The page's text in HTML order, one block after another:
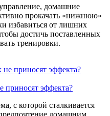
домашние
прокачать «нижнюю»
избавиться от лишних
достичь поставленных
тренировки.
приносят эффекта?
с которой сталкивается
домашним